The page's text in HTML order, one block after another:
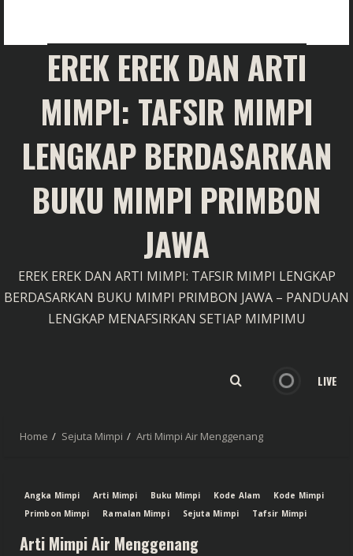
EREK EREK DAN ARTI
MIMPI: TAFSIR MIMPI
LENGKAP BERDASARKAN
BUKU MIMPI PRIMBON
JAWA
EREK EREK DAN ARTI MIMPI: TAFSIR MIMPI LENGKAP
BERDASARKAN BUKU MIMPI PRIMBON JAWA – PANDUAN
LENGKAP MENAFSIRKAN SETIAP MIMPIMU
LIVE
Home Sejuta Mimpi Arti Mimpi Air Menggenang
Angka Mimpi Arti Mimpi Buku Mimpi Kode Alam
Kode Mimpi
Primbon Mimpi
Ramalan Mimpi Sejuta Mimpi Tafsir Mimpi
Arti Mimpi Air Menggenang